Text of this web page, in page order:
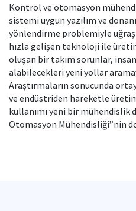
Kontrol ve otomasyon
sistemi uygun yazılım ve
yönlendirme problemiyle
hızla gelişen teknoloji ile
oluşan bir takım sorunlar,
alabilecekleri yeni yollar
Araştırmaların sonucunda
ve endüstriden hareketle
kullanımı yeni bir mühendislik
Otomasyon Mühendisliği”nin